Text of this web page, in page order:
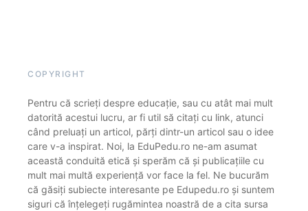
COPYRIGHT
Pentru că scrieți despre educație, sau cu atât mai mult
datorită acestui lucru, ar fi util să citați cu link, atunci
când preluați un articol, părți dintr-un articol sau o idee
care v-a inspirat. Noi, la EduPedu.ro ne-am asumat
această conduită etică și sperăm că și publicațiile cu
mult mai multă experiență vor face la fel. Ne bucurăm
că găsiți subiecte interesante pe Edupedu.ro și suntem
siguri că înțelegeți rugămintea noastră de a cita sursa